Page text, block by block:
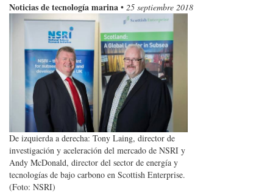
Noticias de tecnología marina • 25 septiembre 2018
De izquierda a derecha: Tony Laing, director de
investigación y aceleración del mercado de NSRI y
Andy McDonald, director del sector de energía y
tecnologías de bajo carbono en Scottish Enterprise.
(Foto: NSRI)